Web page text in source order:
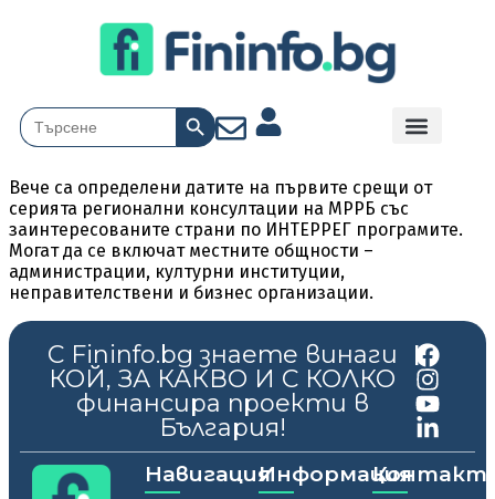
Search
for:
Search Button
Вече са определени датите на първите срещи от
серията регионални консултации на МРРБ със
заинтересованите страни по ИНТЕРРЕГ програмите.
Могат да се включат местните общности –
администрации, културни институции,
неправителствени и бизнес организации.
С Fininfo.bg знаете винаги
КОЙ, ЗА КАКВО И С КОЛКО
финансира проекти в
България!
|
НавигацияИнформация